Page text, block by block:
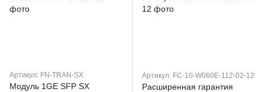
Артикул: FN-TRAN-SX
Модуль 1GE SFP SX
Артикул: FC-10-W060E-112-02-12
Расширенная гарантия